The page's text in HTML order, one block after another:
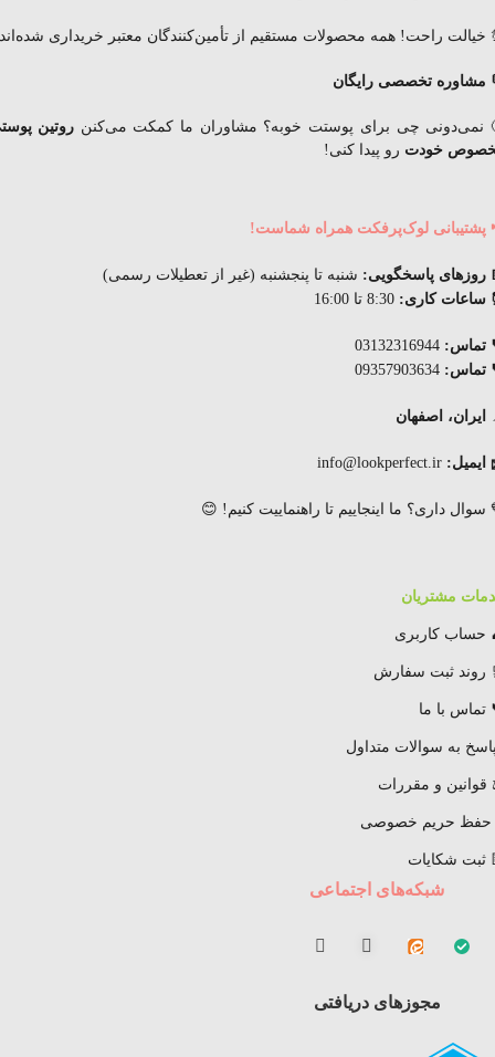
خیالت راحت! همه محصولات مستقیم از تأمین‌کنندگان معتبر خریداری
مشاوره تخصصی رایگان
نمی‌دونی چی برای پوستت خوبه؟ مشاوران ما کمکت می‌کنن روتین
خودت رو پیدا کنی!
پشتیبانی لوک‌پرفکت همراه شماست!
روزهای پاسخگویی: شنبه تا پنجشنبه (غیر از تعطیلات رسمی)
ساعات کاری:
تماس:
تماس:
ایران، اصفهان
ایمیل:
سوال داری؟ ما اینجاییم تا راهنماییت کنیم! 😊
مشتریان
حساب کاربری
روند ثبت سفارش
تماس با ما
به سوالات متداول
و مقررات
حفظ حریم خصوصی
ثبت شکایات
شبکه‌های اجتماعی
مجوزهای دریافتی